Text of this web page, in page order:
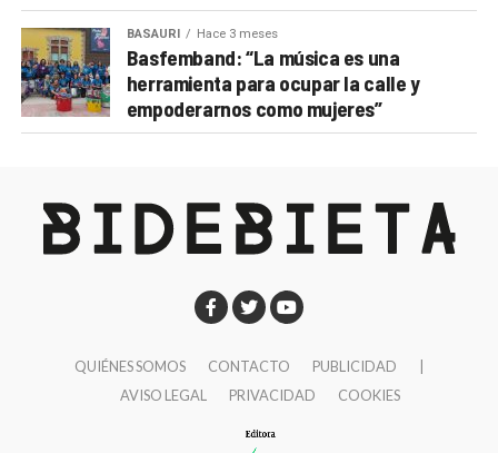
BASAURI Hace 3 meses
Basfemband: “La música es una
herramienta para ocupar la calle y
empoderarnos como mujeres”
QUIÉNES SOMOS CONTACTO PUBLICIDAD
AVISO LEGAL
PRIVACIDAD COOKIES